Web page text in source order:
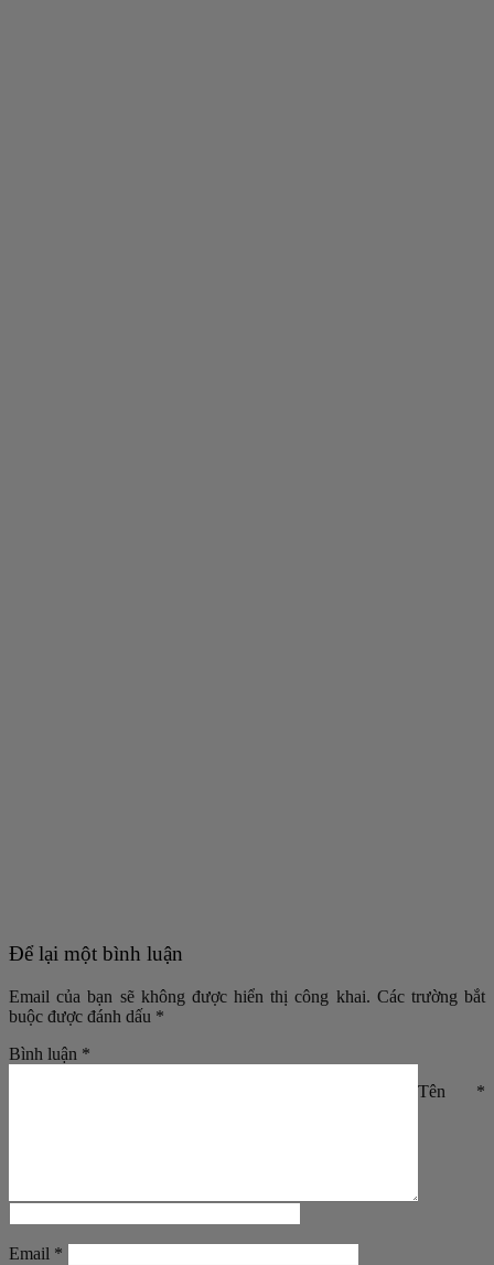
Để lại một bình luận
Email của bạn sẽ không được hiển thị công khai. Các trường bắt
buộc được đánh dấu *
Bình luận *
Tên *
Email *